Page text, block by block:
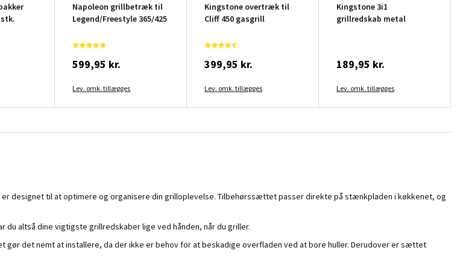
stk.
Napoleon grillbetræk til
Legend/Freestyle 365/425
599,95 kr.
Lev. omk. tillægges
Kingstone overtræk til
Cliff 450 gasgrill
399,95 kr.
Lev. omk. tillægges
Kingstone 3i1
grillredskab metal
189,95 kr.
Lev. omk. tillægges
designet til at optimere og organisere din grilloplevelse. Tilbehørssættet passer direkte på stænkpladen i køkkenet, og
altså dine vigtigste grillredskaber lige ved hånden, når du griller.
det nemt at installere, da der ikke er behov for at beskadige overfladen ved at bore huller. Derudover er sættet